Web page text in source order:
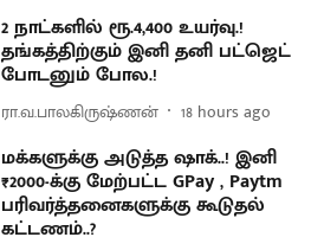
2 நாட்களில் ரூ.4,400 உயர்வு.!
தங்கத்திற்கும் இனி தனி பட்ஜெட்
போடனும் போல.!
ரா.வ.பாலகிருஷ்ணன் 18 hours ago
மக்களுக்கு அடுத்த ஷாக்..! இனி
₹2000-க்கு மேற்பட்ட GPay , Paytm
பரிவர்த்தனைகளுக்கு கூடுதல்
கட்டணம்..?